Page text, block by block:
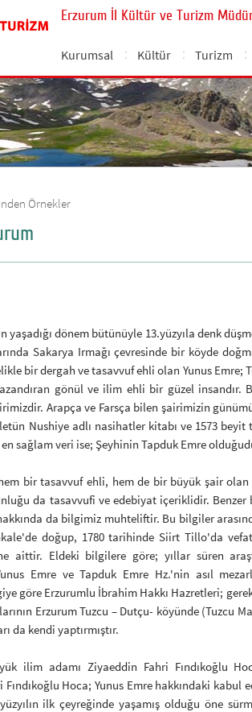
Erzurum İl Kültür ve Turizm
Kurumsal Kültür Turizm
Örnekler
yaşadığı dönem bütünüyle 13.yüzyıla denk
Sakarya Irmağı çevresinde bir köyde
bir dergah ve tasavvuf ehli olan Yunus Emre;
gönül ve ilim ehli bir güzel insandır.
Arapça ve Farsça bilen şairimizin
Nushiye adlı nasihatler kitabı ve 1573
sağlam veri ise; Şeyhinin Tapduk Emre
bir tasavvuf ehli, hem de bir büyük şair olan
da tasavvufi ve edebiyat içeriklidir. Benzer
da bilgimiz muhteliftir. Bu bilgiler
doğup, 1780 tarihinde Siirt Tillo'da
aittir. Eldeki bilgilere göre; yıllar süren
Emre ve Tapduk Emre Hz.'nin asıl
göre Erzurumlu İbrahim Hakkı Hazretleri; gerek
Erzurum Tuzcu – Dutçu- köyünde (Tuzcu
da kendi yaptırmıştır.
ilim adamı Ziyaeddin Fahri Fındıkoğlu
Fındıkoğlu Hoca; Yunus Emre hakkındaki
ilk çeyreğinde yaşamış olduğu öne